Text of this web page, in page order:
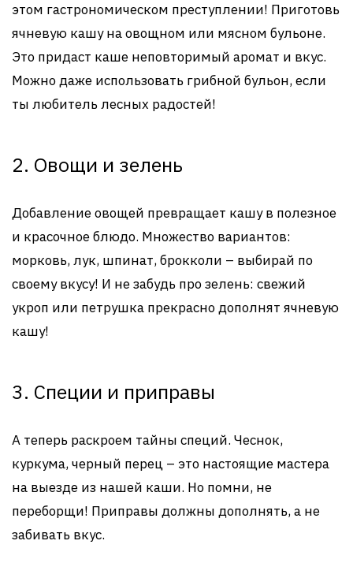
этом гастрономическом преступлении! Приготовь
ячневую кашу на овощном или мясном бульоне.
Это придаст каше неповторимый аромат и вкус.
Можно даже использовать грибной бульон, если
ты любитель лесных радостей!
2. Овощи и зелень
Добавление овощей превращает кашу в полезное
и красочное блюдо. Множество вариантов:
морковь, лук, шпинат, брокколи – выбирай по
своему вкусу! И не забудь про зелень: свежий
укроп или петрушка прекрасно дополнят ячневую
кашу!
3. Специи и приправы
А теперь раскроем тайны специй. Чеснок,
куркума, черный перец – это настоящие мастера
на выезде из нашей каши. Но помни, не
переборщи! Приправы должны дополнять, а не
забивать вкус.